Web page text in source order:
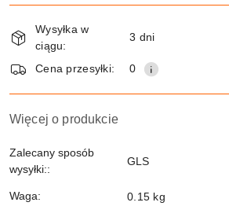
Dostępność
i
dostawa
Wysyłka w
ciągu:
3 dni
Cena przesyłki: 0
Więcej o produkcie
Zalecany sposób
wysyłki::
GLS
Waga: 0.15 kg